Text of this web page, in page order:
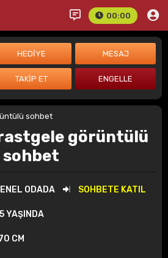
00:00
görüntülü
sohbet
ODADA SOHBETE KATIL
YAŞINDA
CM